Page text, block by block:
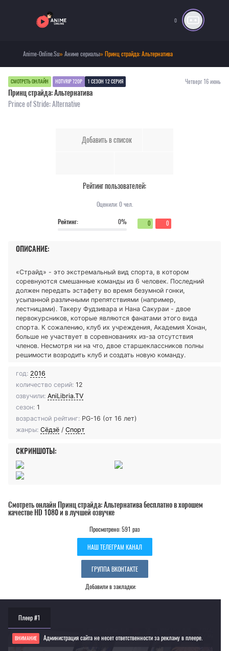
0
Anime-Online.Su»Аниме сериалы» Принц страйда: Альтернатива
СМОТРЕТЬ ОНЛАЙН HDTVRIP 720P 1 СЕЗОН 12 СЕРИЯ Четверг 16 июнь
Принц страйда: Альтернатива
Prince of Stride: Alternative
Добавить в список
Рейтинг пользователей:
Оценили:0чел.
Рейтинг:
0% 0 0
ОПИСАНИЕ:
«Страйд» - это экстремальный вид спорта, в котором
соревнуются смешанные команды из 6 человек. Последний
должен передать эстафету во время безумной гонки,
усыпанной различными препятствиями (например,
лестницами). Такеру Фудзивара и Нана Сакураи - двое
первокурсников, которые являются фанатами этого вида
спорта. К сожалению, клуб их учреждения, Академия Хонан,
больше не участвует в соревнованиях из-за отсутствия
членов. Несмотря ни на что, двое старшеклассников полны
решимости возродить клуб и создать новую команду.
год: 2016
количество серий: 12
озвучили: AniLibria.TV
сезон: 1
возрастной рейтинг: PG-16 (от 16 лет)
жанры: Сёдзё / Спорт
СКРИНШОТЫ:
Смотреть онлайн Принц страйда: Альтернатива бесплатно в хорошем
качестве HD 1080 и в лучшей озвучке
Просмотрено: 591 раз
НАШ ТЕЛЕГРАМ КАНАЛ
ГРУППА ВКОНТАКТЕ
Добавили в закладки:
Плеер #1
ВНИМАНИЕ Администрация сайта не несет ответственности за рекламу в плеере.